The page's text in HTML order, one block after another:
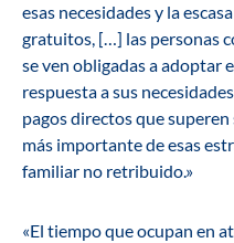
esas necesidades y la
gratuitos, […] las personas
se ven obligadas a adoptar
respuesta a sus
pagos directos que
más importante de esas
familiar no retribuido.»
«El tiempo que ocupan en